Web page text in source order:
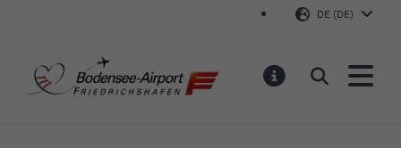
DE (DE)
Bodensee-Airport
Suchen